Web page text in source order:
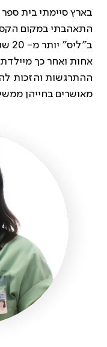
בארץ סיימתי בית
התאהבתי במקום
אחות ואחר כך
ההתרגשות והזכות
מאושרים בחייהן